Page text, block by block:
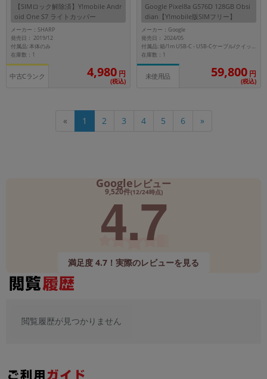
【SIMロック解除済】Y!mobile Andr
oid One S7 ライトカッパー
メーカー：SHARP
発売日： 2019/12
付属品: 本体のみ
在庫数：1
中古Cランク 4,980 円
(税込)
Google Pixel8a G576D 128GB Obsi
dian【Y!mobile版SIMフリー】
メーカー：Google
発売日： 2024/05
付属品: 箱/1m USB-C - USB-Cケーブル/クイックスイッチアダプター/SIM取り出しツール/マニュアル
在庫数：1
未使用品 59,800 円
(税込)
« 1 2 3 4 5 6 »
Googleレビュー
9,520件(12/24時点)
4.7
満足度 4.7！実際のレビューを見る
閲覧履歴が見つかりません